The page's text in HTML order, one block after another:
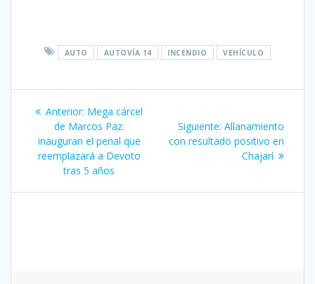
AUTO AUTOVÍA 14 INCENDIO VEHÍCULO
Navegación
de
entradas
Anterior: Entrada
anterior:
Mega cárcel
de Marcos Paz:
inauguran el penal que
reemplazará a Devoto
tras 5 años
Siguiente: Siguiente
entrada:
Allanamiento
con resultado positivo en
Chajarí